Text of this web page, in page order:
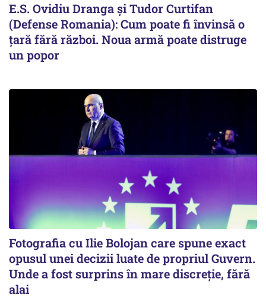
E.S. Ovidiu Dranga și Tudor Curtifan
(Defense Romania): Cum poate fi învinsă o
țară fără război. Noua armă poate distruge
un popor
Fotografia cu Ilie Bolojan care spune exact
opusul unei decizii luate de propriul Guvern.
Unde a fost surprins în mare discreție, fără
alai